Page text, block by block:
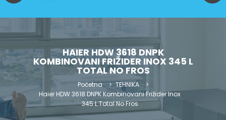
HAIER HDW 3618 DNPK
KOMBINOVANI FRIŽIDER INOX 345 L
TOTAL NO FROS
Početna
TEHNIKA
Haier HDW 3618 DNPK Kombinovani Frižider Inox
345 L Total No Fros